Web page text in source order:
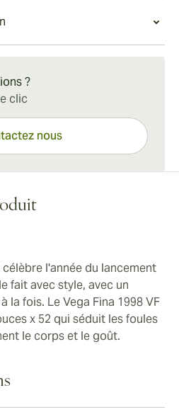
prononcées de terre, de
originaux, le Vega Fina 1998
À savourer à tout moment
?
clic
nous
célèbre l'année du lancement
fait avec style, avec un
la fois. Le Vega Fina 1998 VF
x 52 qui séduit les foules
le corps et le goût.